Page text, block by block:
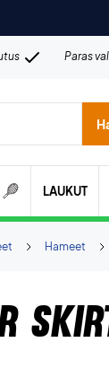
Paras
LAUKUT
Hameet